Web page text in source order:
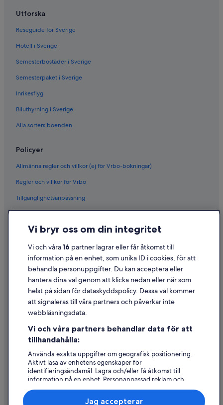
Utforska
Reseguide för Sverige
Hotell i Sverige
Semesterbostäder i Sverige
Semesterpaket i Sverige
Inrikesflyg
Biluthyrning i Sverige
Alla sorters boenden
Policyer
Allmänna regler och villkor (ej för Vrbo-bokningar)
Regler och villkor för Vrbo
Tillgänglighetsanpassning
Cookies
Användarvillkor
Juridisk information/Kontakta oss
Riktlinjer för innehåll och anmäla innehåll
Hjälp
Avboka eller ändra din bokning
Återbetalningsprocess och tidslinjer
Boka ett flyg med flygbolagskredit
Internationella resedokument
Vi bryr oss om din integritet
Vi och våra16 partner lagrar eller får åtkomst till
information på en enhet, som unika ID i cookies, för att
behandla personuppgifter. Du kan acceptera eller
hantera dina val genom att klicka nedan eller när som
helst på sidan för dataskyddspolicy. Dessa val kommer
att signaleras till våra partners och påverkar inte
webbläsningsdata.
Vi och våra partners behandlar data för att
tillhandahålla:
Använda exakta uppgifter om geografisk positionering.
Aktivt läsa av enhetens egenskaper för
identifieringsändamål. Lagra och/eller få åtkomst till
information på en enhet. Personanpassad reklam och
innehåll, reklam- och innehållsmätning, forskning
Jag accepterar